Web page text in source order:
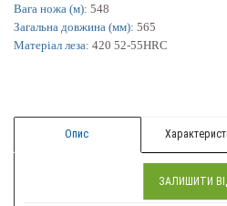
Вага ножа (м): 548
Загальна довжина (мм): 565
Матеріал леза: 420 52-55HRC
ЗАЛИШИТИ
Опис